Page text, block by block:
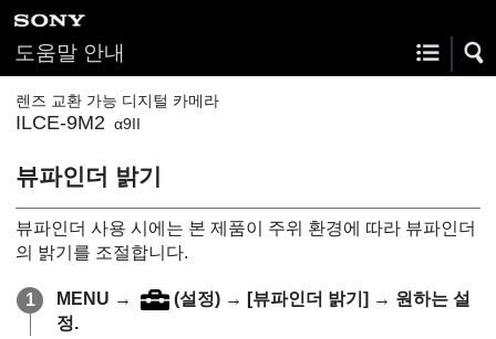
도움말 안내
렌즈 교환 가능 디지털 카메라
ILCE-9M2 α9II
뷰파인더 밝기
뷰파인더 사용 시에는 본 제품이 주위 환경에 따라 뷰파인더
의 밝기를 조절합니다.
MENU → (설정) → [뷰파인더 밝기] → 원하는 설
정.